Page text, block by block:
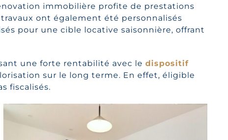
immobilière profite de prestations
ont également été personnalisés
pour une cible locative saisonnière, offrant
une forte rentabilité avec le dispositif
sur le long terme. En effet, éligible
fiscalisés.